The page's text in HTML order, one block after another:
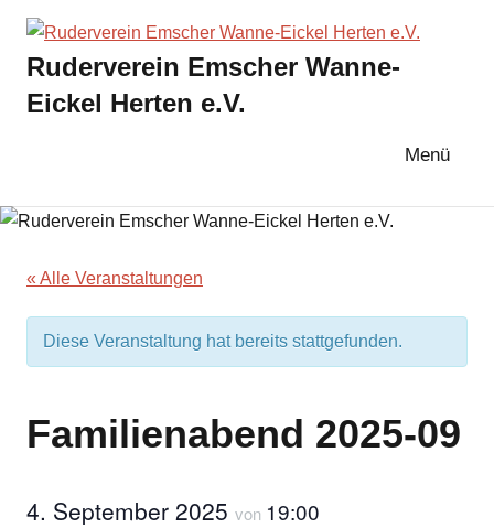
Zum
springen
Ruderverein Emscher Wanne-
Eickel Herten e.V.
Menü
« Alle Veranstaltungen
Diese Veranstaltung hat bereits stattgefunden.
Familienabend 2025-09
4. September 2025 von 19:00